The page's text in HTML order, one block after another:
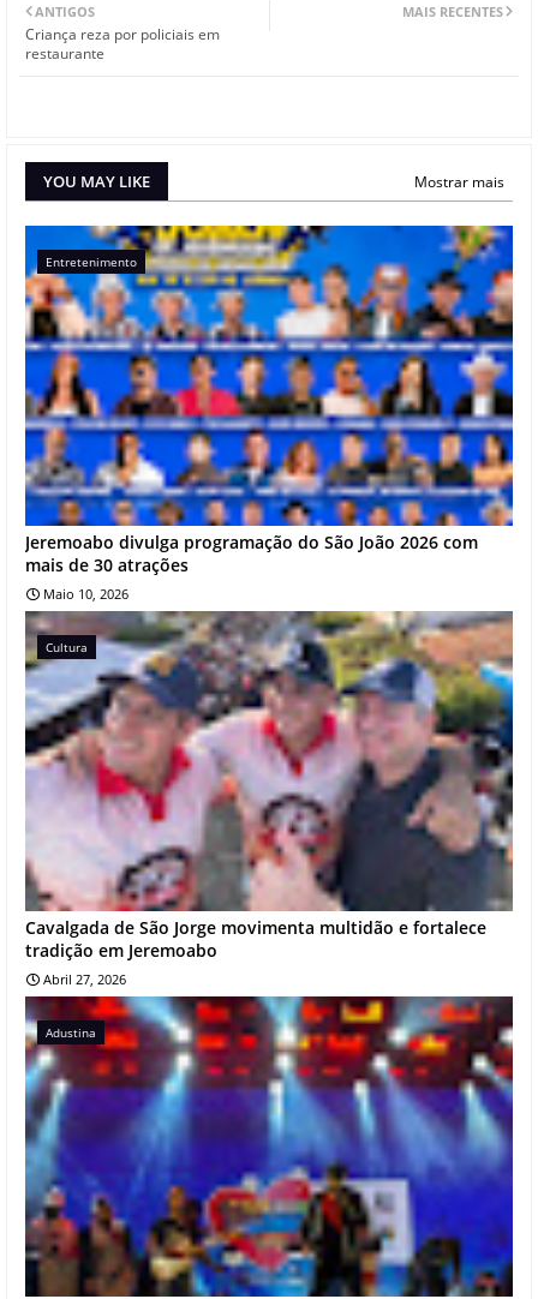
MAIS RECENTES
ANTIGOS
Criança reza por policiais em
restaurante
YOU MAY LIKE Mostrar mais
Entretenimento
Jeremoabo divulga programação do São João 2026 com
mais de 30 atrações
Maio 10, 2026
Cultura
Cavalgada de São Jorge movimenta multidão e fortalece
tradição em Jeremoabo
Abril 27, 2026
Adustina